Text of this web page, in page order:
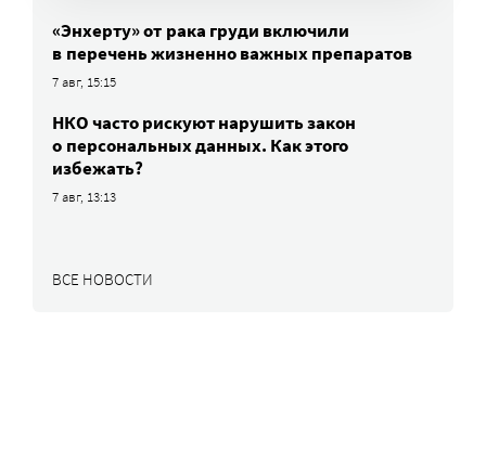
«Энхерту» от рака груди включили
в перечень жизненно важных препаратов
7 авг, 15:15
НКО часто рискуют нарушить закон
о персональных данных. Как этого
избежать?
7 авг, 13:13
ВСЕ НОВОСТИ